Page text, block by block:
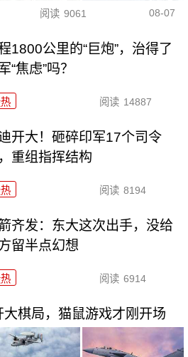
阅读 9061 08-07
1800公里的“巨炮”，治得了
“焦虑”吗？
阅读 14887
开大！砸碎印军17个司令
重组指挥结构
阅读 8194
齐发：东大这次出手，没给
留半点幻想
阅读 6914
棋局，猫鼠游戏才刚开场